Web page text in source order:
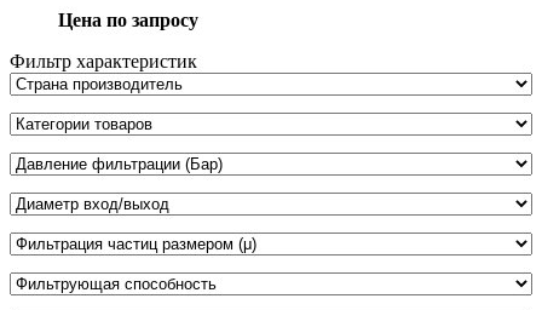
Цена по запросу
Фильтр характеристик